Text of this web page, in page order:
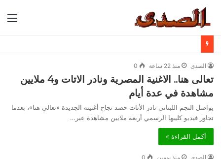
الصدى منذ 22 ساعة 0
تعالى هنا.. الاغنية المصرية ونادر الاتات و4 ملايين
مشاهدة في عدة أيام
يواصل النجم اللبناني نادر الأتات حصد نجاح أغنيته الجديدة «تعالي هنا»، بعدما
تجاوز فيديو كليبها الرسمي أربعة ملايين مشاهدة عبر…
أكمل القراءة »
الصدى منذ يومين 0